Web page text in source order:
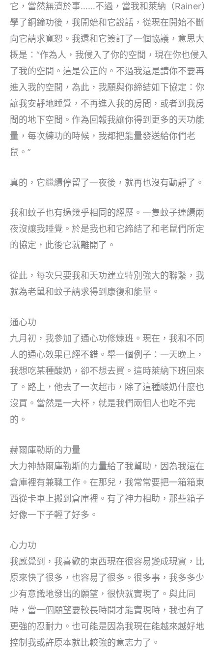
它，當然無濟於事……不過，當我和萊納（Rainer）
學了銅鐘功後，我開始和它說話，從現在開始不斷
向它請求寬恕。我還和它簽訂了一個協議，意思大
概是：“作為人，我侵入了你的空間，現在你也侵入
了我的空間。這是公正的。不過我還是請你不要再
進入我的空間，為此，我願與你締結如下協定：你
讓我安靜地睡覺，不再進入我的房間，或者到我房
間的地下空間。作為回報我讓你得到更多的天功能
量，每次練功的時候，我都把能量發送給你們老
鼠。”
真的，它繼續停留了一夜後，就再也沒有動靜了。
我和蚊子也有過幾乎相同的經歷。一隻蚊子連續兩
夜沒讓我睡覺。於是我也和它締結了和老鼠們所定
的協定，此後它就離開了。
從此，每次只要我和天功建立特別強大的聯繫，我
就為老鼠和蚊子請求得到康復和能量。
通心功
九月初，我參加了通心功修煉班。現在，我和不同
人的通心效果已經不錯。舉一個例子：一天晚上，
我想吃某種酸奶，卻不想去買。這時萊納下班回來
了。路上，他去了一次超市，除了這種酸奶什麼也
沒買。當然是一大杯，就是我們兩個人也吃不完
的。
赫爾庫勒斯的力量
大力神赫爾庫勒斯的力量給了我幫助，因為我還在
倉庫裡有兼職工作。在那兒，我常常要把一箱箱東
西從卡車上搬到倉庫裡。有了神力相助，那些箱子
好像一下子輕了好多。
心力功
我感覺到，我喜歡的東西現在很容易變成現實，比
原來快了很多，也容易了很多。很多事，我多多少
少有意識地發出的願望，很快就實現了。與此同
時，當一個願望要較長時間才能實現時，我也有了
更強的忍耐力。也可能是因為我現在能越來越好地
控制我或許原本就比較強的意志力了。